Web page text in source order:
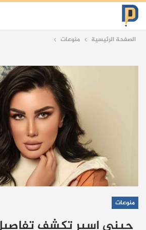
الصفحة الرئيسية منوعات
منوعات